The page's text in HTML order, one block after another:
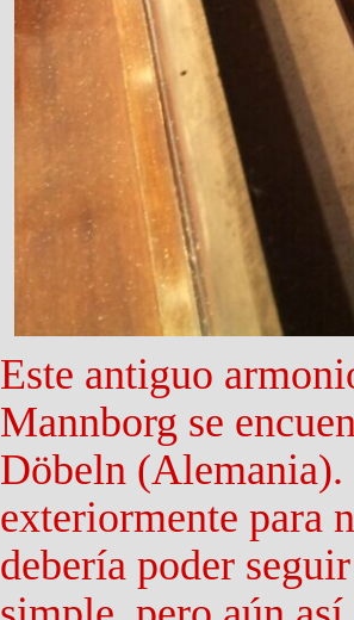
▼
▼
▼
▼
Este antiguo
Mannborg se
Döbeln (Alemania).
exteriormente para
debería poder